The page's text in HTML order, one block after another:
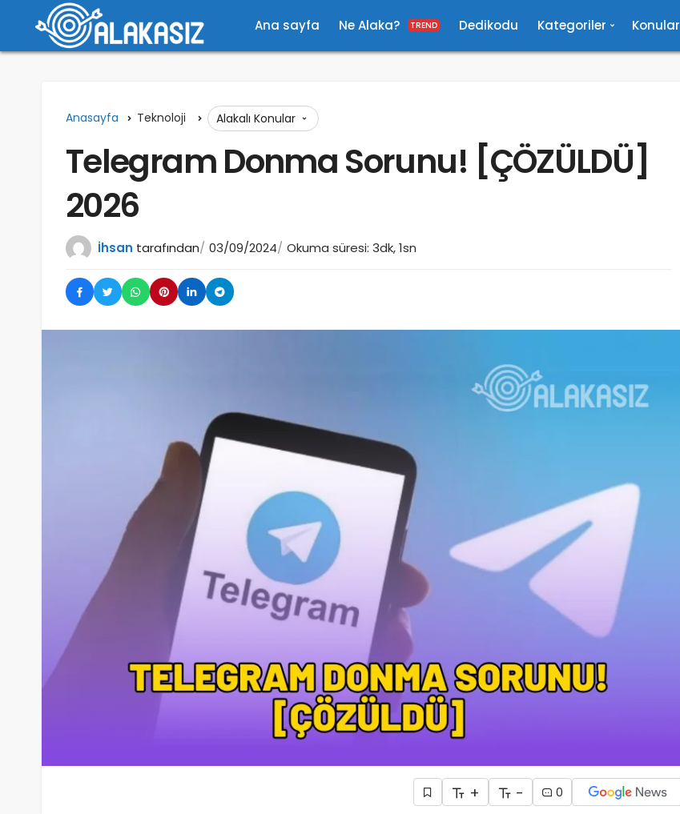
Ana sayfa Ne Alaka? TREND Dedikodu Kategoriler Konular
Anasayfa Teknoloji Alakalı Konular
Telegram Donma Sorunu! [ÇÖZÜLDÜ]
2026
İhsan tarafından 03/09/2024 Okuma süresi: 3dk, 1sn
+ - 0